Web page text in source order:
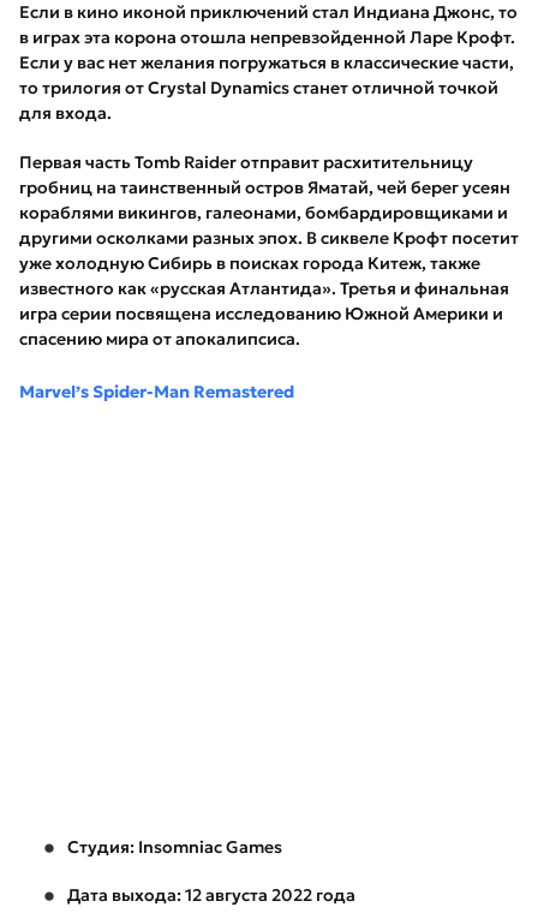
Если в кино иконой приключений стал Индиана Джонс, то
в играх эта корона отошла непревзойденной Ларе Крофт.
Если у вас нет желания погружаться в классические части,
то трилогия от Crystal Dynamics станет отличной точкой
для входа.
Первая часть Tomb Raider отправит расхитительницу
гробниц на таинственный остров Яматай, чей берег усеян
кораблями викингов, галеонами, бомбардировщиками и
другими осколками разных эпох. В сиквеле Крофт посетит
уже холодную Сибирь в поисках города Китеж, также
известного как «русская Атлантида». Третья и финальная
игра серии посвящена исследованию Южной Америки и
спасению мира от апокалипсиса.
Marvel’s Spider-Man Remastered
Студия: Insomniac Games
Дата выхода: 12 августа 2022 года